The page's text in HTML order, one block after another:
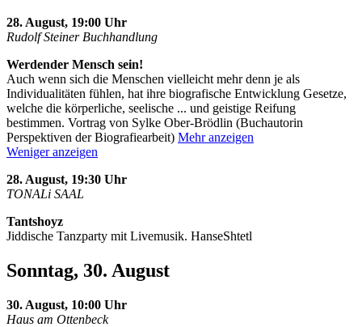
28. August, 19:00 Uhr
Rudolf Steiner Buchhandlung
Werdender Mensch sein!
Auch wenn sich die Menschen vielleicht mehr denn je als
Individualitäten fühlen, hat ihre biografische Entwicklung Gesetze,
welche die körperliche, seelische ... und geistige Reifung
bestimmen. Vortrag von Sylke Ober-Brödlin (Buchautorin
Perspektiven der Biografiearbeit) Mehr anzeigen
Weniger anzeigen
28. August, 19:30 Uhr
TONALi SAAL
Tantshoyz
Jiddische Tanzparty mit Livemusik. HanseShtetl
Sonntag, 30. August
30. August, 10:00 Uhr
Haus am Ottenbeck